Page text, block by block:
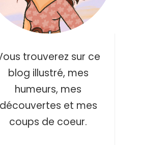
trouverez sur ce
blog illustré, mes
humeurs, mes
découvertes et mes
coups de coeur.